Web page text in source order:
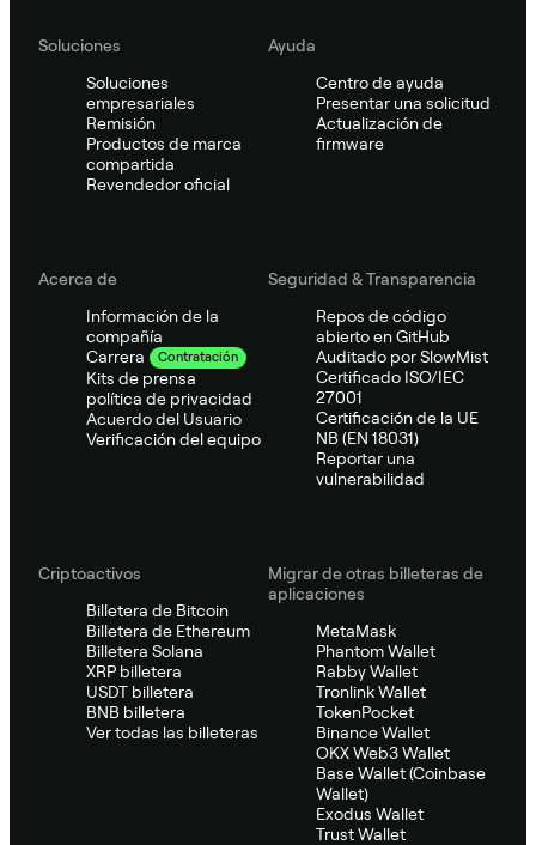
Soluciones
Soluciones
empresariales
Remisión
Productos de marca
compartida
Revendedor oficial
Ayuda
Centro de ayuda
Presentar una solicitud
Actualización de
firmware
Acerca de
Información de la
compañía
Carrera
Contratación
Kits de prensa
política de privacidad
Acuerdo del Usuario
Verificación del equipo
Seguridad & Transparencia
Repos de código
abierto en GitHub
Auditado por SlowMist
Certificado ISO/IEC
27001
Certificación de la UE
NB (EN 18031)
Reportar una
vulnerabilidad
Criptoactivos
Billetera de Bitcoin
Billetera de Ethereum
Billetera Solana
XRP billetera
USDT billetera
BNB billetera
Ver todas las billeteras
Migrar de otras billeteras de
aplicaciones
MetaMask
Phantom Wallet
Rabby Wallet
Tronlink Wallet
TokenPocket
Binance Wallet
OKX Web3 Wallet
Base Wallet (Coinbase
Wallet)
Exodus Wallet
Trust Wallet